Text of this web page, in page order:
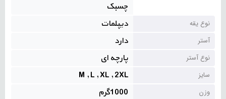
چسبک
نوع یقه دیپلمات
آستر دارد
نوع آستر پارچه ای
سایز M , L , XL , 2XL
وزن 1000گرم